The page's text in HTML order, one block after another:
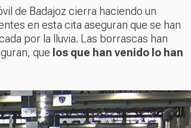
de Badajoz cierra haciendo un
en esta cita aseguran que se han
por la lluvia. Las borrascas han
que los que han venido lo han